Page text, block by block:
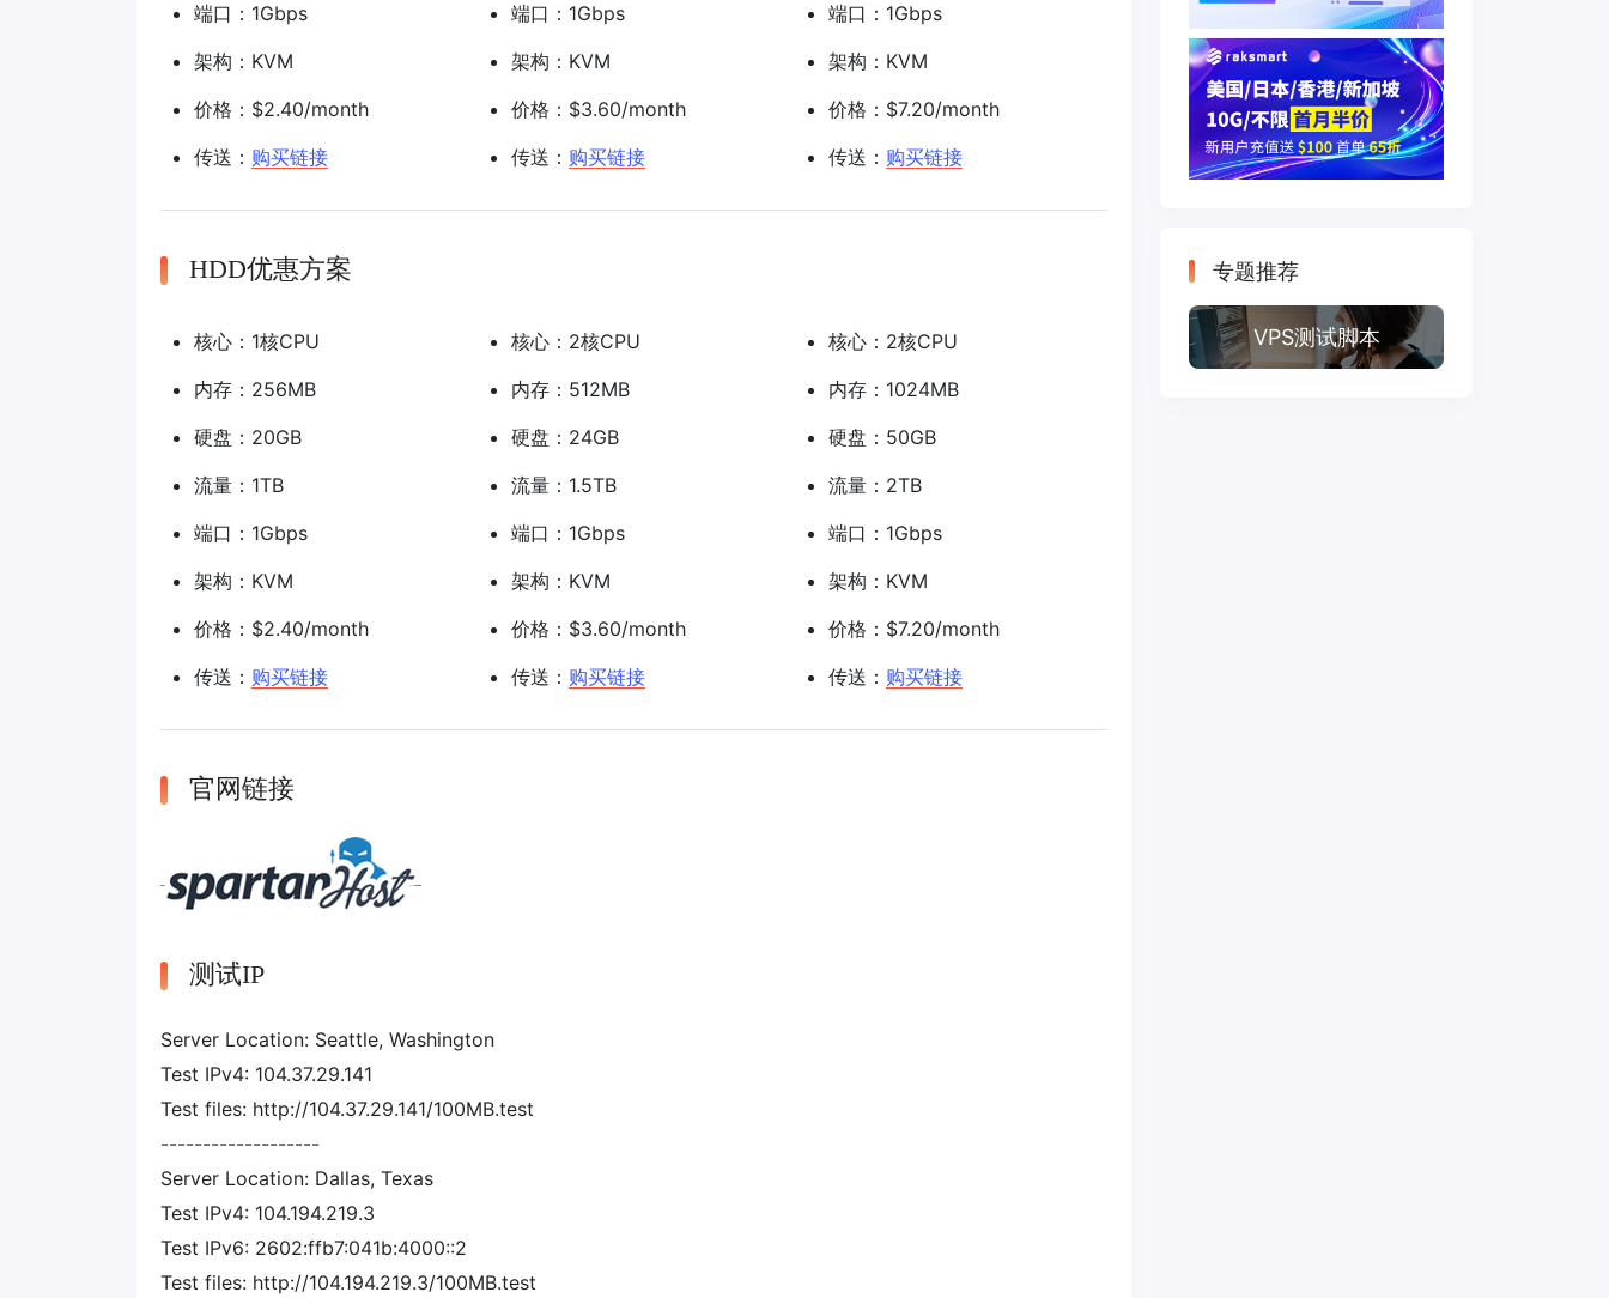
端口：1Gbps
架构：KVM
价格：$2.40/month
传送： 购买链接
端口：1Gbps
架构：KVM
价格：$3.60/month
传送： 购买链接
端口：1Gbps
架构：KVM
价格：$7.20/month
传送： 购买链接
HDD优惠方案
核心：1核CPU
内存：256MB
硬盘：20GB
流量：1TB
端口：1Gbps
架构：KVM
价格：$2.40/month
传送： 购买链接
核心：2核CPU
内存：512MB
硬盘：24GB
流量：1.5TB
端口：1Gbps
架构：KVM
价格：$3.60/month
传送： 购买链接
核心：2核CPU
内存：1024MB
硬盘：50GB
流量：2TB
端口：1Gbps
架构：KVM
价格：$7.20/month
传送： 购买链接
官网链接
测试IP
Server Location: Seattle, Washington
Test IPv4: 104.37.29.141
Test files: http://104.37.29.141/100MB.test
-------------------
Server Location: Dallas, Texas
Test IPv4: 104.194.219.3
Test IPv6: 2602:ffb7:041b:4000::2
Test files: http://104.194.219.3/100MB.test
专题推荐
VPS测试脚本